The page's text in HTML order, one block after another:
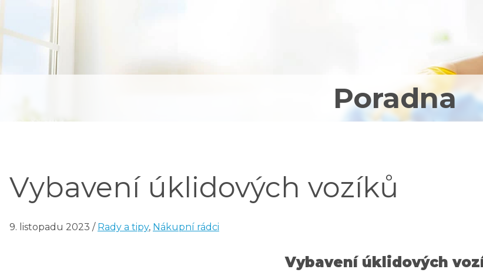
Poradna
Vybavení úklidových vozíků
9. listopadu 2023 / Rady a tipy, Nákupní rádci
Vybavení úklidových